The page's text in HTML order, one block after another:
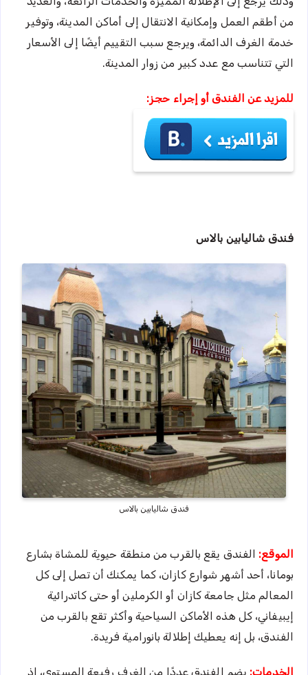
من أطقم العمل وإمكانية الانتقال إلى أماكن المدينة، وتوفير
خدمة الغرف الدائمة، ويرجع سبب التقييم أيضًا إلى الأسعار
التي تتناسب مع عدد كبير من زوار المدينة.
للمزيد عن الفندق أو إجراء حجز:
فندق شاليابين بالاس
فندق شاليابين بالاس
الموقع: الفندق يقع بالقرب من منطقة حيوية للمشاة بشارع
بومانا، أحد أشهر شوارع كازان، كما يمكنك أن تصل إلى كل
المعالم مثل جامعة كازان أو الكرملين أو حتى كاتدرائية
إيبيفاني، كل هذه الأماكن السياحية وأكثر تقع بالقرب من
الفندق، بل إنه يعطيك إطلالة بانورامية فريدة.
الخدمات: يضم الفندق عددًا من الغرف رفيعة المستوى، إذ